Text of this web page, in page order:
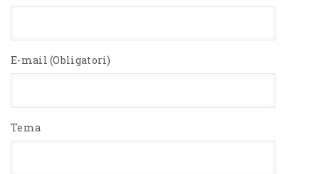
E-mail (Obligatori)
Tema